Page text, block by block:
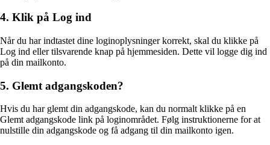
4. Klik på Log ind
Når du har indtastet dine loginoplysninger korrekt, skal du klikke på
Log ind eller tilsvarende knap på hjemmesiden. Dette vil logge dig ind
på din mailkonto.
5. Glemt adgangskoden?
Hvis du har glemt din adgangskode, kan du normalt klikke på en
Glemt adgangskode link på loginområdet. Følg instruktionerne for at
nulstille din adgangskode og få adgang til din mailkonto igen.